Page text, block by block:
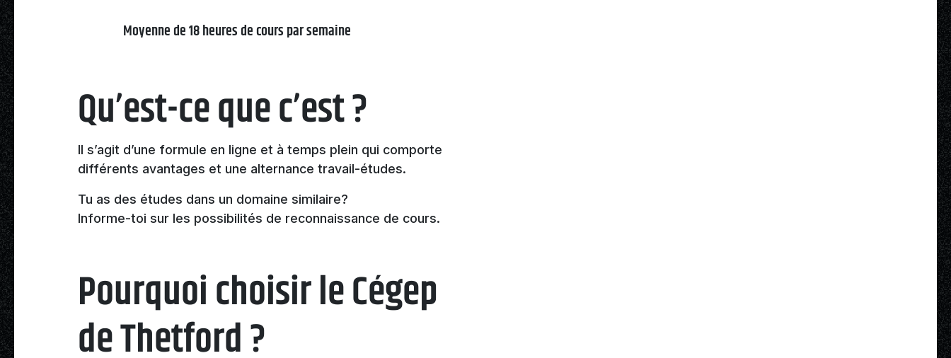
Moyenne de 18 heures de cours par semaine
Qu’est-ce que c’est ?
Il s’agit d’une formule en ligne et à temps plein qui comporte
différents avantages et une alternance travail-études.
Tu as des études dans un domaine similaire?
Informe-toi sur les possibilités de reconnaissance de cours.
Pourquoi choisir le Cégep
de Thetford ?